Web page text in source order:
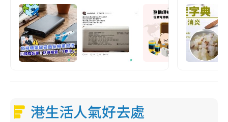
港生活人氣好去處